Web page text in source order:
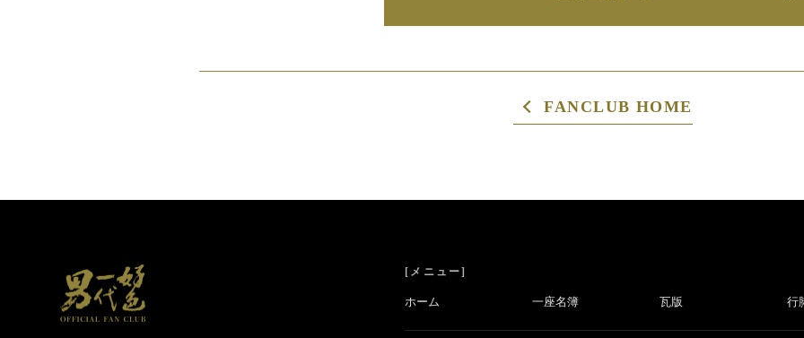
FANCLUB HOME
[メニュー]
ホーム 一座名簿 瓦版 行